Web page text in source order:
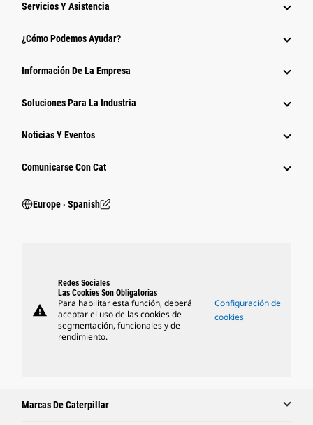
Servicios Y Asistencia
¿Cómo Podemos Ayudar?
Información De La Empresa
Soluciones Para La Industria
Noticias Y Eventos
Comunicarse Con Cat
Europe ‧ Spanish
warning
Redes Sociales
Las Cookies Son Obligatorias
Para habilitar esta función, deberá
aceptar el uso de las cookies de
segmentación, funcionales y de
rendimiento.
Configuración de
cookies
Marcas De Caterpillar